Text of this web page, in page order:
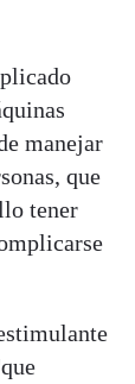
manejar
que
tener